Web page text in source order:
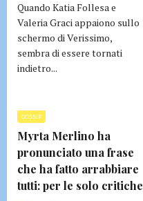
Quando Katia Follesa e
Valeria Graci appaiono sullo
schermo di Verissimo,
sembra di essere tornati
indietro...
GOSSIP
Myrta Merlino ha
pronunciato una frase
che ha fatto arrabbiare
tutti: per le solo critiche